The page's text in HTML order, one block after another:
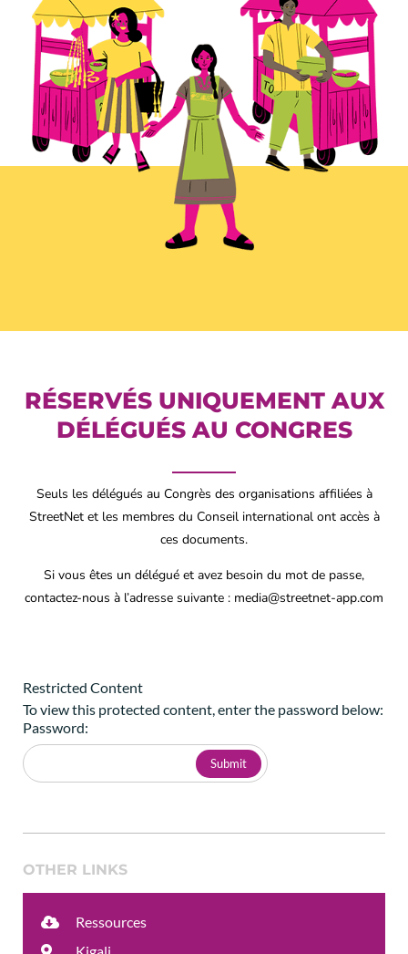
RÉSERVÉS UNIQUEMENT AUX
DÉLÉGUÉS AU CONGRES
Seuls les délégués au Congrès des organisations affiliées à
StreetNet et les membres du Conseil international ont accès à
ces documents.
Si vous êtes un délégué et avez besoin du mot de passe,
contactez-nous à l’adresse suivante : media@streetnet-app.com
Restricted Content
To view this protected content, enter the password below:
Password:
OTHER LINKS
Ressources